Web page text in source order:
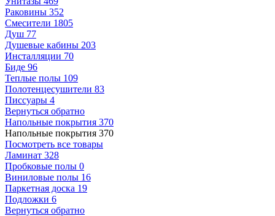
Раковины 352
Смесители 1805
Душ 77
Душевые кабины 203
Инсталляции 70
Биде 96
Теплые полы 109
Полотенцесушители 83
Писсуары 4
Вернуться обратно
Напольные покрытия 370
Напольные покрытия 370
Посмотреть все товары
Ламинат 328
Пробковые полы 0
Виниловые полы 16
Паркетная доска 19
Подложки 6
Вернуться обратно